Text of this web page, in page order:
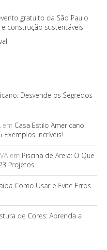
gratuito da São Paulo
construção sustentáveis
Desvende os Segredos
em Casa Estilo Americano:
Exemplos Incríveis!
em Piscina de Areia: O Que
Projetos
Como Usar e Evite Erros
de Cores: Aprenda a